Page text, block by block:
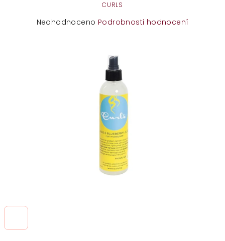
CURLS
Průměrné
Neohodnoceno Podrobnosti hodnocení